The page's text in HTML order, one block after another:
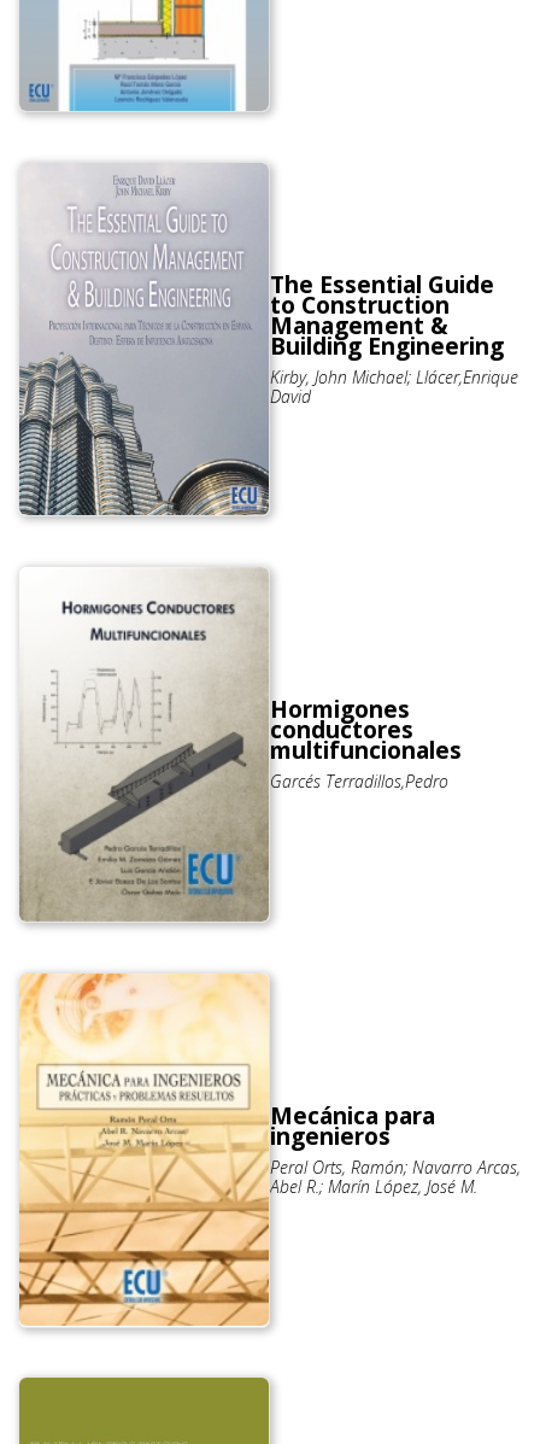
The Essential Guide
to Construction
Management &
Building Engineering
Kirby, John Michael; Llácer,Enrique
David
Hormigones
conductores
multifuncionales
Garcés Terradillos,Pedro
Mecánica para
ingenieros
Peral Orts, Ramón; Navarro Arcas,
Abel R.; Marín López, José M.